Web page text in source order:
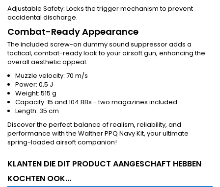
Adjustable Safety: Locks the trigger mechanism to prevent
accidental discharge.
Combat-Ready Appearance
The included screw-on dummy sound suppressor adds a
tactical, combat-ready look to your airsoft gun, enhancing the
overall aesthetic appeal.
Muzzle velocity: 70 m/s
Power: 0,5 J
Weight: 515 g
Capacity: 15 and 104 BBs - two magazines included
Length: 35 cm
Discover the perfect balance of realism, reliability, and
performance with the Walther PPQ Navy Kit, your ultimate
spring-loaded airsoft companion!
KLANTEN DIE DIT PRODUCT AANGESCHAFT HEBBEN
KOCHTEN OOK...